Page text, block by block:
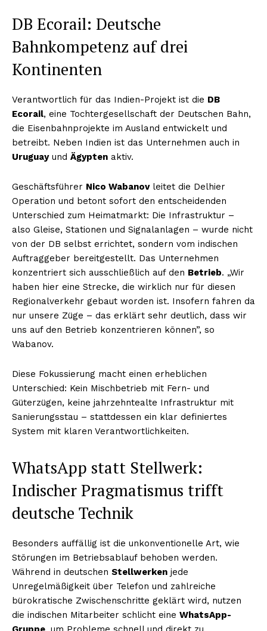
DB Ecorail: Deutsche
Bahnkompetenz auf drei
Kontinenten
Verantwortlich für das Indien-Projekt ist die DB
Ecorail, eine Tochtergesellschaft der Deutschen Bahn,
die Eisenbahnprojekte im Ausland entwickelt und
betreibt. Neben Indien ist das Unternehmen auch in
Uruguayund Ägypten aktiv.
Geschäftsführer Nico Wabanovleitet die Delhier
Operation und betont sofort den entscheidenden
Unterschied zum Heimatmarkt: Die Infrastruktur –
also Gleise, Stationen und Signalanlagen – wurde nicht
von der DB selbst errichtet, sondern vom indischen
Auftraggeber bereitgestellt. Das Unternehmen
konzentriert sich ausschließlich auf den Betrieb. „Wir
haben hier eine Strecke, die wirklich nur für diesen
Regionalverkehr gebaut worden ist. Insofern fahren da
nur unsere Züge – das erklärt sehr deutlich, dass wir
uns auf den Betrieb konzentrieren können”, so
Wabanov.
Diese Fokussierung macht einen erheblichen
Unterschied: Kein Mischbetrieb mit Fern- und
Güterzügen, keine jahrzehntealte Infrastruktur mit
Sanierungsstau – stattdessen ein klar definiertes
System mit klaren Verantwortlichkeiten.
WhatsApp statt Stellwerk:
Indischer Pragmatismus trifft
deutsche Technik
Besonders auffällig ist die unkonventionelle Art, wie
Störungen im Betriebsablauf behoben werden.
Während in deutschen Stellwerken jede
Unregelmäßigkeit über Telefon und zahlreiche
bürokratische Zwischenschritte geklärt wird, nutzen
die indischen Mitarbeiter schlicht eine WhatsApp-